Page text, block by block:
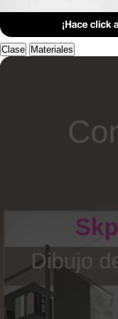
Clase 8
Clase Materiales